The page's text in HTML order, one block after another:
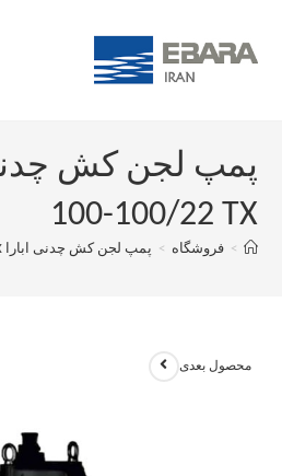
100-100/22 TX
> فروشگاه > پمپ لجن کش چدنی ابارا SSK 100-100/22 TX
محصول بعدی